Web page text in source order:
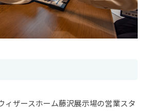
ィザースホーム藤沢展示場の営業スタ